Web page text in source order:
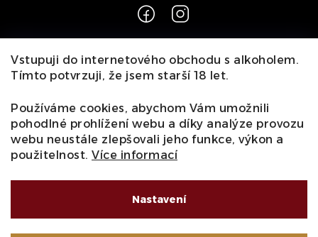
Vstupuji do internetového obchodu s alkoholem.
Tímto potvrzuji, že jsem starší 18 let.
Používáme cookies, abychom Vám umožnili
pohodlné prohlížení webu a díky analýze provozu
webu neustále zlepšovali jeho funkce, výkon a
použitelnost. Více informací
Nastavení
Z
á
a
Pro zákazníky
O násNaši vinařiKontaktyWineclubKariéraB2B
Vinné zážitky
Informace